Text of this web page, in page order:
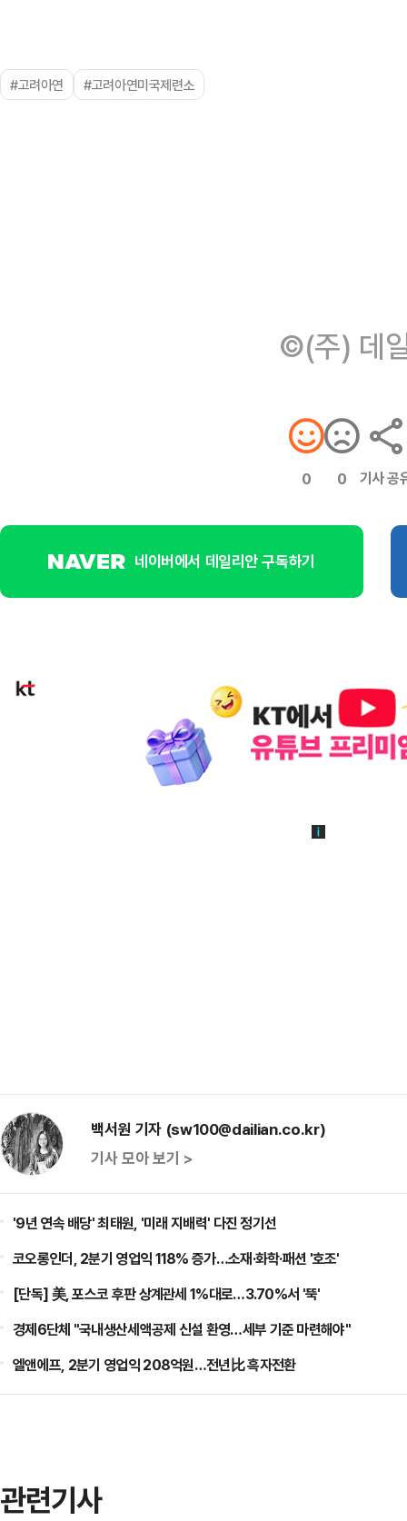
#고려아연 #고려아연미국제련소
©(주) 데
0 0 기사 공
네이버에서 데일리안 구독하기
백서원 기자 (sw100@dailian.co.kr)
기사 모아 보기 >
'9년 연속 배당' 최태원, '미래 지배력' 다진 정기선
코오롱인더, 2분기 영업익 118% 증가…소재·화학·패션 '호조'
[단독] 美, 포스코 후판 상계관세 1%대로…3.70%서 '뚝'
경제6단체 "국내생산세액공제 신설 환영…세부 기준 마련해야"
엘앤에프, 2분기 영업익 208억원…전년比 흑자전환
관련기사